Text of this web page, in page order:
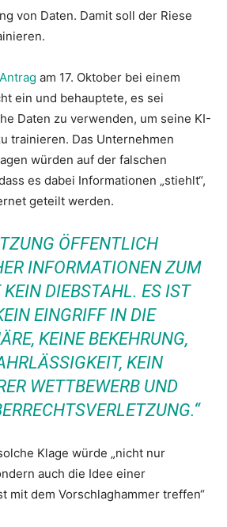
von Daten. Damit soll der Riese
Antrag am 17. Oktober bei einem
ein und behauptete, es sei
Daten zu verwenden, um seine KI-
trainieren. Das Unternehmen
würden auf der falschen
es dabei Informationen „stiehlt“,
geteilt werden.
ÖFFENTLICH
INFORMATIONEN ZUM
DIEBSTAHL. ES IST
EINGRIFF IN DIE
KEINE BEKEHRUNG,
KEIN
WETTBEWERB UND
Klage würde „nicht nur
auch die Idee einer
mit dem Vorschlaghammer treffen“